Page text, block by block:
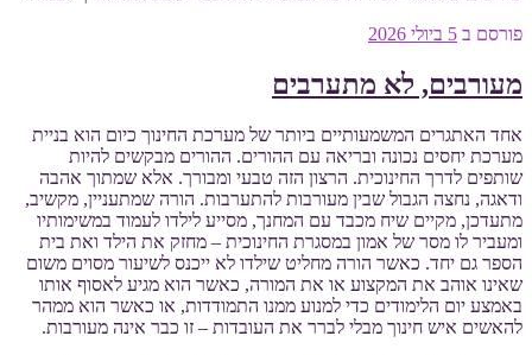
פורסם ב 5 ביולי 2026
מעורבים, לא מתערבים
אחד האתגרים המשמעותיים ביותר של מערכת החינוך כיום הוא בניית
מערכת יחסים נכונה ובריאה עם ההורים. ההורים מבקשים להיות
שותפים לדרך החינוכית. הרצון הזה טבעי ומבורך. אלא שמתוך אהבה
ודאגה, נחצה הגבול שבין מעורבות להתערבות. הורה שמתעניין, מקשיב,
מתעדכן, מקיים שיח מכבד עם המחנך, מסייע לילדו לעמוד במשימותיו
ומעביר לו מסר של אמון במסגרת החינוכית – מחזק את הילד ואת בית
הספר גם יחד. כאשר הורה מחליט שילדו לא ייכנס לשיעור מסוים משום
שאינו אוהב את המקצוע או את המורה, כאשר הוא מגיע לאסוף אותו
באמצע יום הלימודים כדי למנוע ממנו התמודדות, או כאשר הוא ממהר
להאשים איש חינוך מבלי לברר את העובדות – זו כבר אינה מעורבות.